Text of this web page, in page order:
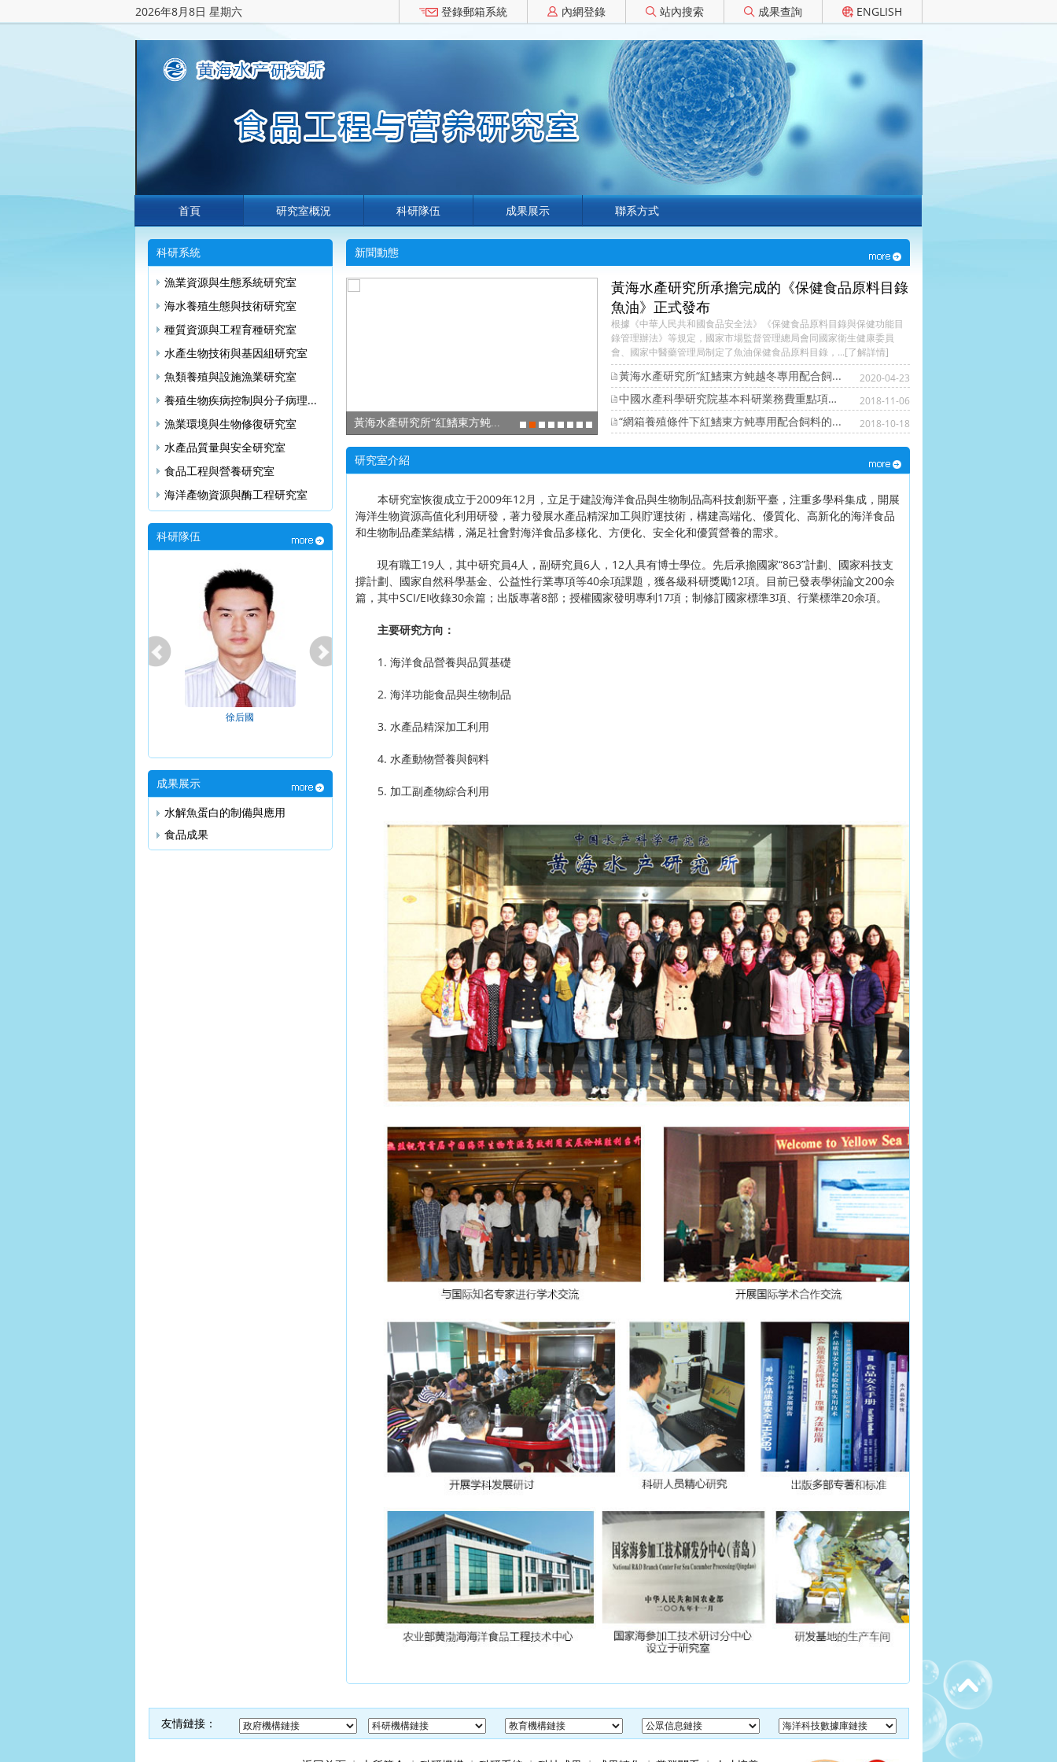
2026年8月8日 星期六 登錄郵箱系統 內網登錄 站內搜索 成果查詢 ENGLISH
首頁 研究室概況 科研隊伍 成果展示 聯系方式
科研系統
漁業資源與生態系統研究室
海水養殖生態與技術研究室
種質資源與工程育種研究室
水產生物技術與基因組研究室
魚類養殖與設施漁業研究室
養殖生物疾病控制與分子病理...
漁業環境與生物修復研究室
水產品質量與安全研究室
食品工程與營養研究室
海洋產物資源與酶工程研究室
科研隊伍
徐后國
成果展示
水解魚蛋白的制備與應用
食品成果
新聞動態
黃海水產研究所承擔完成的《... 黃海水產研究所“紅鰭東方鲀... 中國水產科學研究院基本科研... “網箱養殖條件下紅鰭東方鲀...
黃海水產研究所承擔完成的《保健食品原料目錄
魚油》正式發布
根據《中華人民共和國食品安全法》《保健食品原料目錄與保健功能目
錄管理辦法》等規定，國家市場監督管理總局會同國家衛生健康委員
會、國家中醫藥管理局制定了魚油保健食品原料目錄，...[了解詳情]
黃海水產研究所“紅鰭東方鲀越冬專用配合飼... 2020-04-23
中國水產科學研究院基本科研業務費重點項目... 2018-11-06
“網箱養殖條件下紅鰭東方鲀專用配合飼料的... 2018-10-18
黃海水產研究所主持的國家科技支撐計劃課題... 2018-07-20
研究室介紹
本研究室恢復成立于2009年12月，立足于建設海洋食品與生物制品高科技創新平臺，注重多學科集成，開展
海洋生物資源高值化利用研發，著力發展水產品精深加工與貯運技術，構建高端化、優質化、高新化的海洋食品
和生物制品產業結構，滿足社會對海洋食品多樣化、方便化、安全化和優質營養的需求。
現有職工19人，其中研究員4人，副研究員6人，12人具有博士學位。先后承擔國家“863”計劃、國家科技支
撐計劃、國家自然科學基金、公益性行業專項等40余項課題，獲各級科研獎勵12項。目前已發表學術論文200余
篇，其中SCI/EI收錄30余篇；出版專著8部；授權國家發明專利17項；制修訂國家標準3項、行業標準20余項。
主要研究方向：
1. 海洋食品營養與品質基礎
2. 海洋功能食品與生物制品
3. 水產品精深加工利用
4. 水產動物營養與飼料
5. 加工副產物綜合利用
友情鏈接：